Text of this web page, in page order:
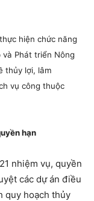
hiện chức năng
Phát triển Nông
thủy lợi, lâm
vụ công thuộc
hạn
nhiệm vụ, quyền
các dự án điều
quy hoạch thủy